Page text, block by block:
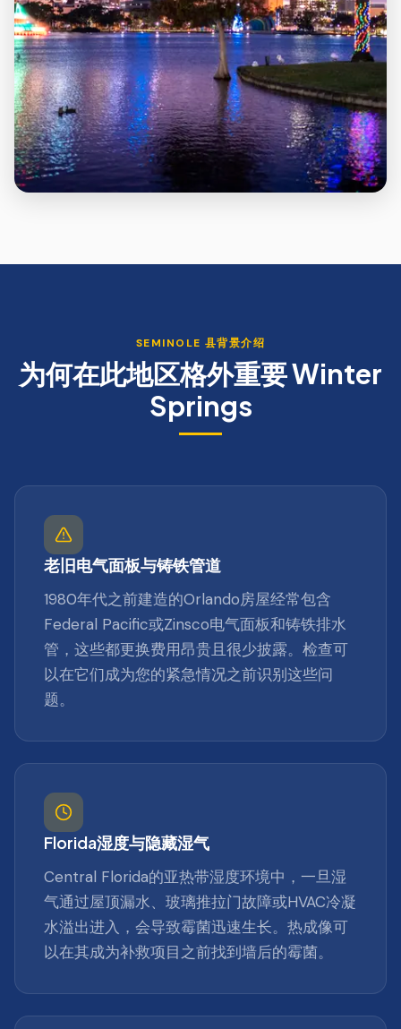
SEMINOLE 县背景介绍
为何在此地区格外重要Winter
Springs
老旧电气面板与铸铁管道
1980年代之前建造的Orlando房屋经常包含
Federal Pacific或Zinsco电气面板和铸铁排水
管，这些都更换费用昂贵且很少披露。检查可
以在它们成为您的紧急情况之前识别这些问
题。
Florida湿度与隐藏湿气
Central Florida的亚热带湿度环境中，一旦湿
气通过屋顶漏水、玻璃推拉门故障或HVAC冷凝
水溢出进入，会导致霉菌迅速生长。热成像可
以在其成为补救项目之前找到墙后的霉菌。